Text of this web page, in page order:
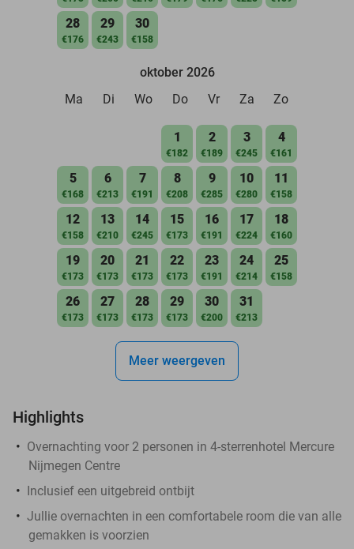
28
€176
29
€243
30
€158
oktober 2026
Ma
Di Wo Do Vr Za Zo
1
€182
2
€189
3
€245
4
€161
5
€168
6
€213
7
€191
8
€208
9
€285
10
€280
11
€158
12
€158
13
€210
14
€245
15
€173
16
€191
17
€224
18
€160
19
€173
20
€173
21
€173
22
€173
23
€191
24
€214
25
€158
26
€173
27
€173
28
€173
29
€173
30
€200
31
€213
Meer weergeven
Highlights
Overnachting voor 2 personen in 4-sterrenhotel Mercure
Nijmegen Centre
Inclusief een uitgebreid ontbijt
Jullie overnachten in een comfortabele room die van alle
gemakken is voorzien